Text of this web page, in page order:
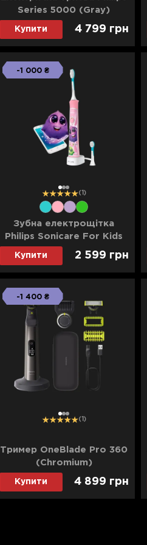
Series 5000 (Gray)
Купити 4 799 грн
12 3
-1 000 ₴
(1)
Зубна електрощітка
Philips Sonicare For Kids
(Pink)
Купити 2 599 грн
12 3
-1 400 ₴
(1)
Тример OneBlade Pro 360
(Chromium)
Купити 4 899 грн